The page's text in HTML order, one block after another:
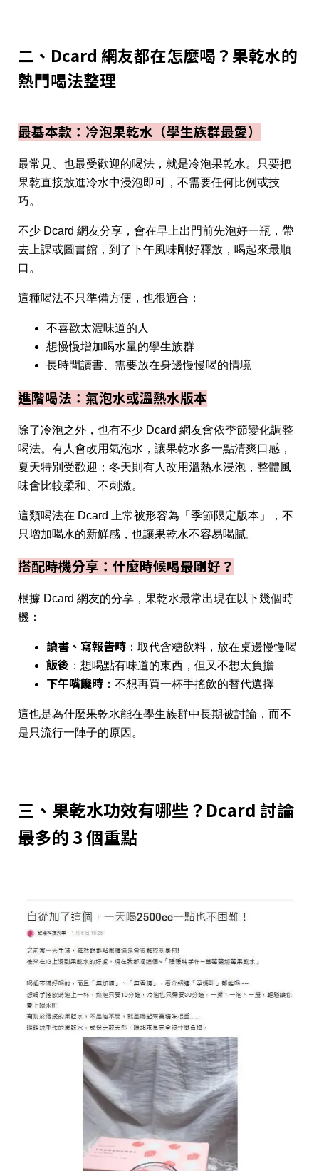
二、Dcard 網友都在怎麼喝？果乾水的
熱門喝法整理
最基本款：冷泡果乾水（學生族群最愛）
最常見、也最受歡迎的喝法，就是冷泡果乾水。只要把
果乾直接放進冷水中浸泡即可，不需要任何比例或技
巧。
不少 Dcard 網友分享，會在早上出門前先泡好一瓶，帶
去上課或圖書館，到了下午風味剛好釋放，喝起來最順
口。
這種喝法不只準備方便，也很適合：
不喜歡太濃味道的人
想慢慢增加喝水量的學生族群
長時間讀書、需要放在身邊慢慢喝的情境
進階喝法：氣泡水或溫熱水版本
除了冷泡之外，也有不少 Dcard 網友會依季節變化調整
喝法。有人會改用氣泡水，讓果乾水多一點清爽口感，
夏天特別受歡迎；冬天則有人改用溫熱水浸泡，整體風
味會比較柔和、不刺激。
這類喝法在 Dcard 上常被形容為「季節限定版本」，不
只增加喝水的新鮮感，也讓果乾水不容易喝膩。
搭配時機分享：什麼時候喝最剛好？
根據 Dcard 網友的分享，果乾水最常出現在以下幾個時
機：
讀書、寫報告時 ：取代含糖飲料，放在桌邊慢慢喝
飯後 ：想喝點有味道的東西，但又不想太負擔
下午嘴饞時 ：不想再買一杯手搖飲的替代選擇
這也是為什麼果乾水能在學生族群中長期被討論，而不
是只流行一陣子的原因。
三、果乾水功效有哪些？Dcard 討論
最多的 3 個重點